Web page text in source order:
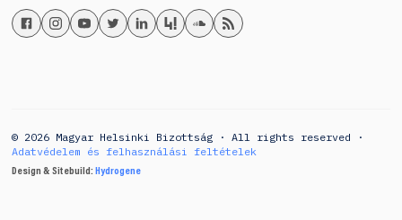
© 2026 Magyar Helsinki Bizottság · All rights reserved ·
Adatvédelem és felhasználási feltételek
Design & Sitebuild: Hydrogene